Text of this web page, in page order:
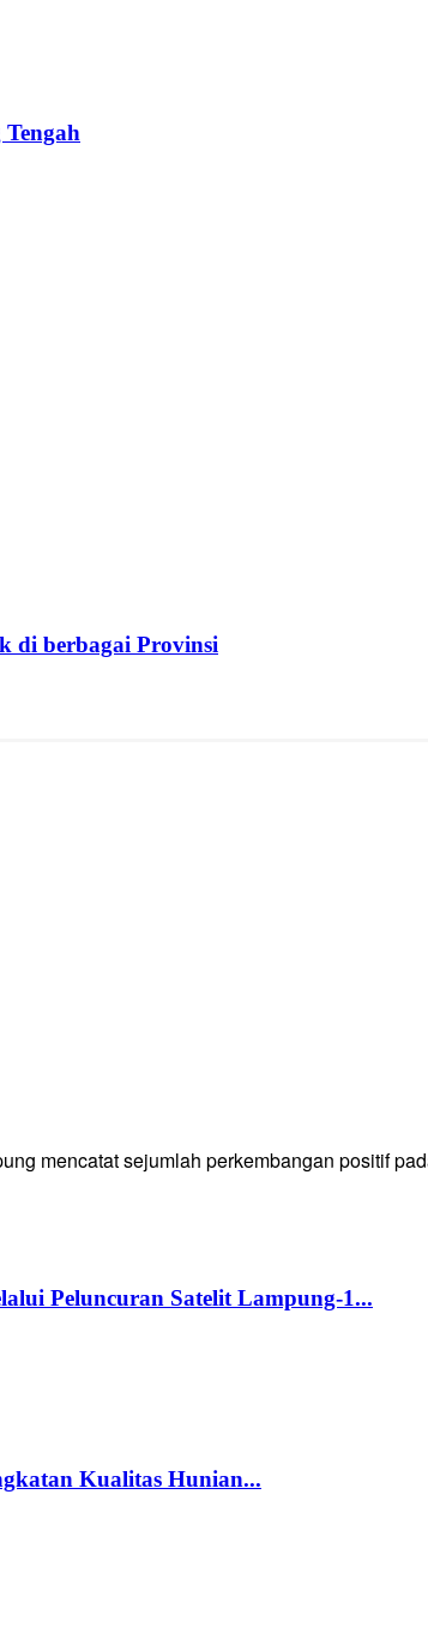
di berbagai Provinsi
mencatat sejumlah perkembangan positif
Peluncuran Satelit Lampung-1...
Kualitas Hunian...